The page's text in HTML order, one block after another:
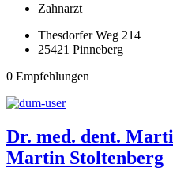
Zahnarzt
Thesdorfer Weg 214
25421 Pinneberg
0 Empfehlungen
Dr. med. dent.
Martin Stoltenberg